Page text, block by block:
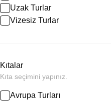
Uzak Turlar
Vizesiz Turlar
Kıtalar
Kıta seçimini yapınız.
Avrupa Turları